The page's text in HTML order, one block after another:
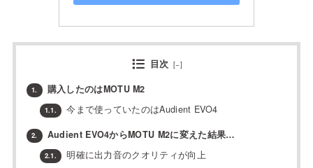
目次 [−]
1. 購入したのはMOTU M2
1.1. 今まで使っていたのはAudient EVO4
2. Audient EVO4からMOTU M2に変えた結果…
2.1. 明確に出力音のクオリティが向上